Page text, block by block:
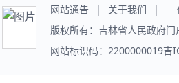
网站通告 | 关于我们 |
版权所有：吉林省人民政府
网站标识码：2200000019